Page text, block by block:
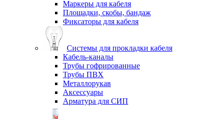
Маркеры для кабеля
Площадки, скобы, бандаж
Фиксаторы для кабеля
Системы для прокладки кабеля
Кабель-каналы
Трубы гофрированные
Трубы ПВХ
Металлорукав
Аксессуары
Арматура для СИП